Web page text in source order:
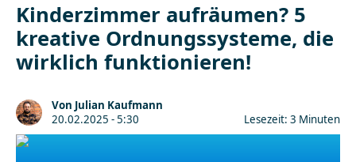
Kinderzimmer aufräumen? 5
kreative Ordnungssysteme, die
wirklich funktionieren!
Von Julian Kaufmann
20.02.2025 - 5:30
Lesezeit: 3 Minuten